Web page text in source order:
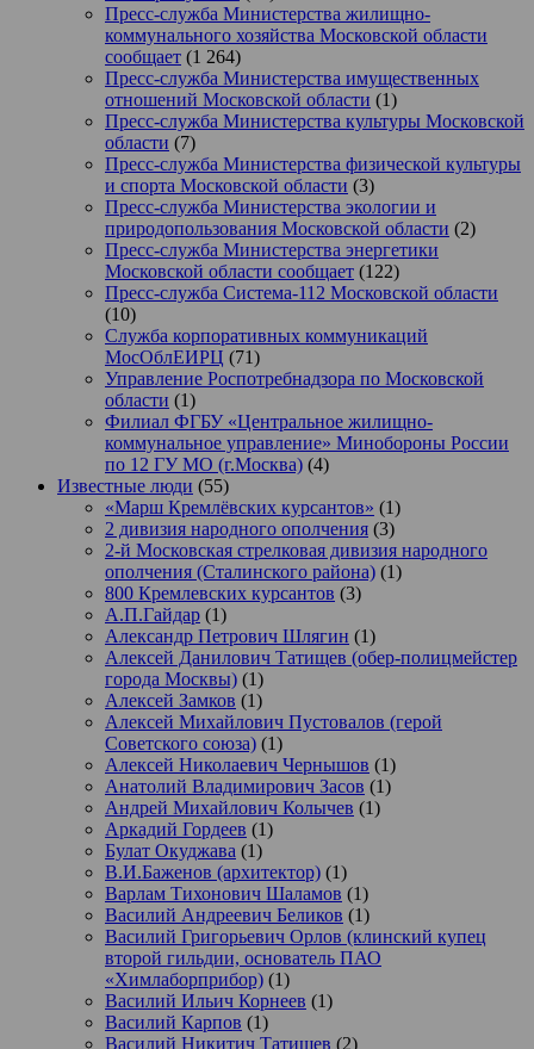
Пресс-служба Министерства жилищно-
коммунального хозяйства Московской области
сообщает (1 264)
Пресс-служба Министерства имущественных
отношений Московской области (1)
Пресс-служба Министерства культуры Московской
области (7)
Пресс-служба Министерства физической культуры
и спорта Московской области (3)
Пресс-служба Министерства экологии и
природопользования Московской области (2)
Пресс-служба Министерства энергетики
Московской области сообщает (122)
Пресс-служба Система-112 Московской области
(10)
Служба корпоративных коммуникаций
МосОблЕИРЦ (71)
Управление Роспотребнадзора по Московской
области (1)
Филиал ФГБУ «Центральное жилищно-
коммунальное управление» Минобороны России
по 12 ГУ МО (г.Москва) (4)
Известные люди (55)
«Марш Кремлёвских курсантов» (1)
2 дивизия народного ополчения (3)
2-й Московская стрелковая дивизия народного
ополчения (Сталинского района) (1)
800 Кремлевских курсантов (3)
А.П.Гайдар (1)
Александр Петрович Шлягин (1)
Алексей Данилович Татищев (обер-полицмейстер
города Москвы) (1)
Алексей Замков (1)
Алексей Михайлович Пустовалов (герой
Советского союза) (1)
Алексей Николаевич Чернышов (1)
Анатолий Владимирович Засов (1)
Андрей Михайлович Колычев (1)
Аркадий Гордеев (1)
Булат Окуджава (1)
В.И.Баженов (архитектор) (1)
Варлам Тихонович Шаламов (1)
Василий Андреевич Беликов (1)
Василий Григорьевич Орлов (клинский купец
второй гильдии, основатель ПАО
«Химлаборприбор) (1)
Василий Ильич Корнеев (1)
Василий Карпов (1)
Василий Никитич Татищев (2)